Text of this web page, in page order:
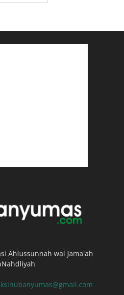
Ahlussunnah wal Jama'ah